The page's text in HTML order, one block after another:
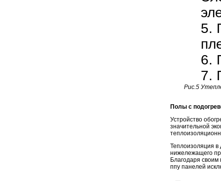
5.
6.
7.
Рис.5
Полы с
Устройство
значительной
Теплоизоляция в
нижележащего
Благодаря
ппу панелей